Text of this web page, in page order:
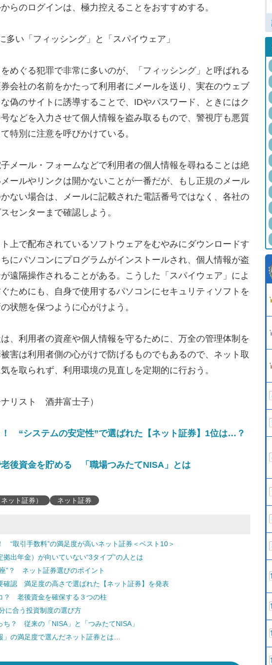
らのログインは、極力控えることをおすすめする。
多い「フィッシング」と「スパイウェア」
めぐる犯罪で非常に多いのが、「フィッシング」と呼ばれる
会社の名前をかたって利用者にメールを送り、実在のウェブ
偽のサイトに誘導することで、IDやパスワード、ときにはク
などを入力させて個人情報を盗み取るもので、警視庁も悪質
特別に注意を呼びかけている。
メール・フォームなどで利用者の個人情報を尋ねることは絶
ールやリンクは開かないことが一番だが、もし正規のメール
ない場合は、メールに記載された電話番号ではなく、各社の
センターまで確認しよう。
上で配布されているソフトウェアをむやみにダウンロードす
にパソコンにプログラムがインストールされ、個人情報が盗
遠隔操作されることがある。こうした「スパイウェア」によ
ためにも、自身で使用するパソコンにセキュリティソフトを
状態を保つように心がけよう。
、利用者の資産や個人情報を守るために、万全の管理体制を
害は利用者側の心がけで防げるものでもあるので、ネット取
を取られず、利用環境の見直しを定期的に行おう。
ナリスト 酒井富士子）
“システムの安定性”で選ばれた【ネット証券】1位は…？
後資金を貯める 「職場つみたてNISA」とは
ット証券） ネット証券
“取引手数料”の満足度が高いネット証券＜ベスト10＞
拠出年金）が向いていない“3タイプ”の人とは
”？ ネット証券選びのポイント
確認 満足度の高さで選ばれた【ネット証券】を発表
？ 老後資金を確保する３つの柱
に合う投資制度の選び方
ち？ 従来の「NISA」と「つみたてNISA」
」の満足度で選んだネット証券とは…